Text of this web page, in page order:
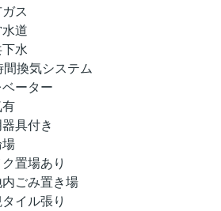
ス
道
水
間換気システム
ベーター
有
具付き
場
置場あり
内ごみ置き場
イル張り